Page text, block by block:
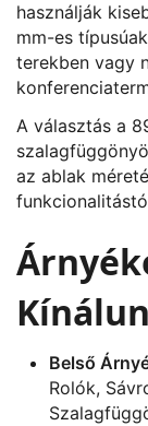
használják
mm-es
terekben vagy
A választás a
az ablak
Belső
Rolók,